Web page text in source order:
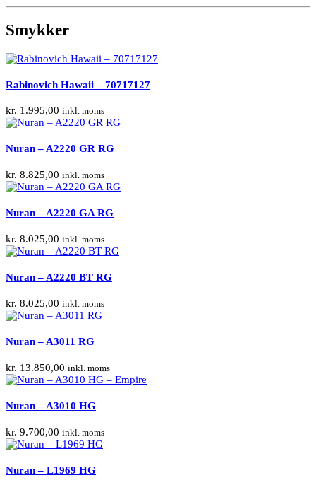
Smykker
Rabinovich Hawaii – 70717127
kr. 1.995,00 inkl. moms
Nuran – A2220 GR RG
kr. 8.825,00 inkl. moms
Nuran – A2220 GA RG
kr. 8.025,00 inkl. moms
Nuran – A2220 BT RG
kr. 8.025,00 inkl. moms
Nuran – A3011 RG
kr. 13.850,00 inkl. moms
Nuran – A3010 HG
kr. 9.700,00 inkl. moms
Nuran – L1969 HG